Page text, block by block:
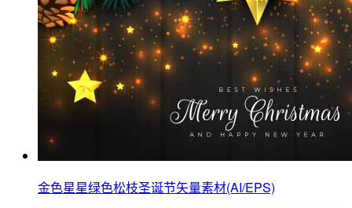
金色星星绿色松枝圣诞节矢量素材(AI/EPS)